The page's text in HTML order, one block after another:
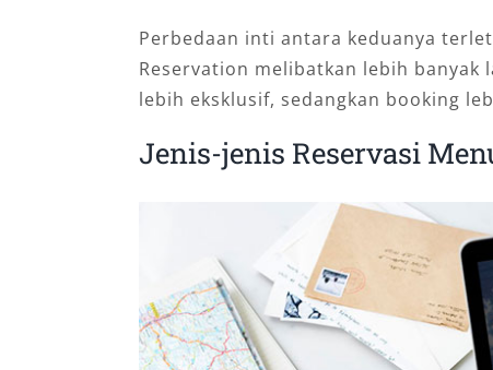
Perbedaan inti antara keduanya
Reservation melibatkan lebih banyak
lebih eksklusif, sedangkan booking
Jenis-jenis Reservasi